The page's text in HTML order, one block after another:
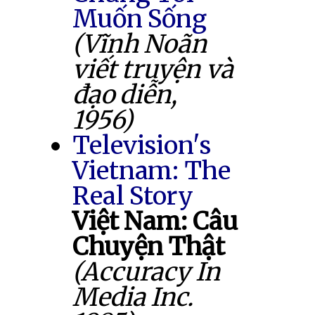
Muốn Sống
(Vĩnh Noãn
viết truyện và
đạo diễn,
1956)
Television's
Vietnam: The
Real Story
Việt Nam: Câu
Chuyện Thật
(Accuracy In
Media Inc.